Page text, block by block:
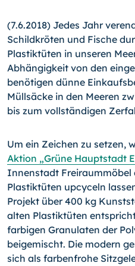
(7.6.2018) Jedes Jahr
Schildkröten und Fische
Plastiktüten in unseren
Abhängigkeit von den
benötigen dünne
Müllsäcke in den Meeren
bis zum vollständigen
Um ein Zeichen zu setzen,
Aktion „Grüne Hauptstadt
Innenstadt Freiraummöbel
Plastiktüten upcyceln
Projekt über 400 kg
alten Plastiktüten
farbigen Granulaten der
beigemischt. Die modern
sich als farbenfrohe